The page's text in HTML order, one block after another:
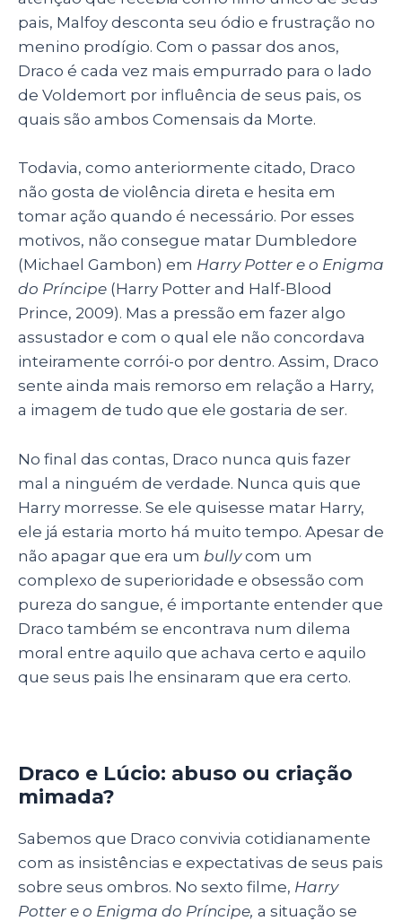
pais, Malfoy desconta seu ódio e frustração no
menino prodígio. Com o passar dos anos,
Draco é cada vez mais empurrado para o lado
de Voldemort por influência de seus pais, os
quais são ambos Comensais da Morte.
Todavia, como anteriormente citado, Draco
não gosta de violência direta e hesita em
tomar ação quando é necessário. Por esses
motivos, não consegue matar Dumbledore
(Michael Gambon) em Harry Potter e o Enigma
do Príncipe (Harry Potter and Half-Blood
Prince, 2009). Mas a pressão em fazer algo
assustador e com o qual ele não concordava
inteiramente corrói-o por dentro. Assim, Draco
sente ainda mais remorso em relação a Harry,
a imagem de tudo que ele gostaria de ser.
No final das contas, Draco nunca quis fazer
mal a ninguém de verdade. Nunca quis que
Harry morresse. Se ele quisesse matar Harry,
ele já estaria morto há muito tempo. Apesar de
não apagar que era um bullycom um
complexo de superioridade e obsessão com
pureza do sangue, é importante entender que
Draco também se encontrava num dilema
moral entre aquilo que achava certo e aquilo
que seus pais lhe ensinaram que era certo.
Draco e Lúcio: abuso ou criação
mimada?
Sabemos que Draco convivia cotidianamente
com as insistências e expectativas de seus pais
sobre seus ombros. No sexto filme, Harry
Potter e o Enigma do Príncipe, a situação se